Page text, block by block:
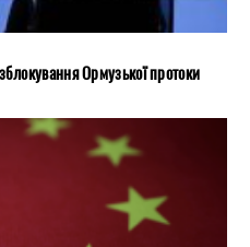
Ормузької протоки